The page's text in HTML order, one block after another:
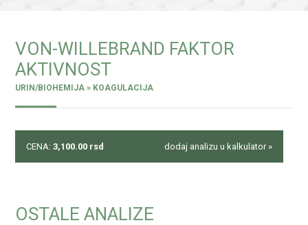
VON-WILLEBRAND FAKTOR
AKTIVNOST
URIN/BIOHEMIJA » KOAGULACIJA
CENA: 3,100.00 rsd dodaj analizu u kalkulator »
OSTALE ANALIZE